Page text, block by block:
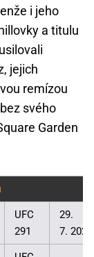
i jeho
a titulu
jejich
remízou
svého
Garden
UFC
291
29.
7. 2023